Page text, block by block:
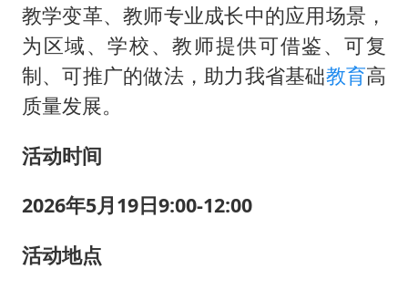
教学变革、教师专业成长中的应用场景，
为区域、学校、教师提供可借鉴、可复
制、可推广的做法，助力我省基础教育高
质量发展。
活动时间
2026年5月19日9:00-12:00
活动地点